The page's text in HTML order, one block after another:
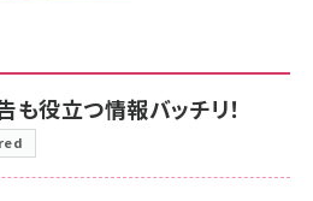
も役立つ情報バッチリ！